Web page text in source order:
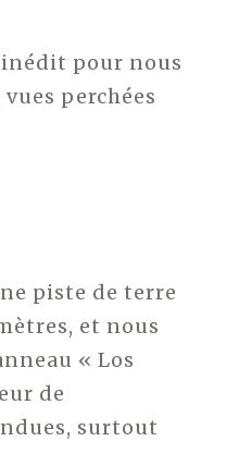
inédit pour nous
perchées
piste de terre
et nous
« Los
de
surtout